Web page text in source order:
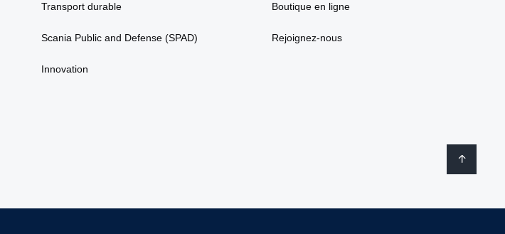
Transport durable
Scania Public and Defense (SPAD)
Innovation
Boutique en ligne
Rejoignez-nous